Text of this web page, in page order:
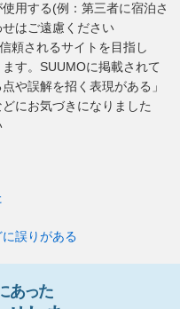
用する(例：第三者に宿泊さ
はご遠慮ください
頼されるサイトを目指し
す。SUUMOに掲載されて
や誤解を招く表現がある」
にお気づきになりました
誤りがある
あった